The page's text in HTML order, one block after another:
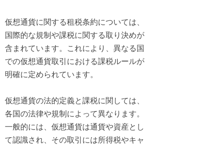
仮想通貨に関する租税条約については、
国際的な規制や課税に関する取り決めが
含まれています。これにより、異なる国
での仮想通貨取引における課税ルールが
明確に定められています。
仮想通貨の法的定義と課税に関しては、
各国の法律や規制によって異なります。
一般的には、仮想通貨は通貨や資産とし
て認識され、その取引には所得税やキャ